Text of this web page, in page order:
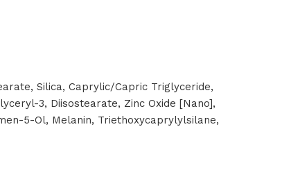
Silica, Caprylic/Capric Triglyceride,
3, Diisostearate, Zinc Oxide [Nano],
5-Ol, Melanin, Triethoxycaprylylsilane,